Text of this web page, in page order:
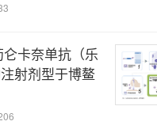
截至年底，TIDES在手
D&M服务客户数同比提
数量同比提升45%。
9月，提前完成泰兴多肽
卡奈单抗（乐
射剂型于博鳌